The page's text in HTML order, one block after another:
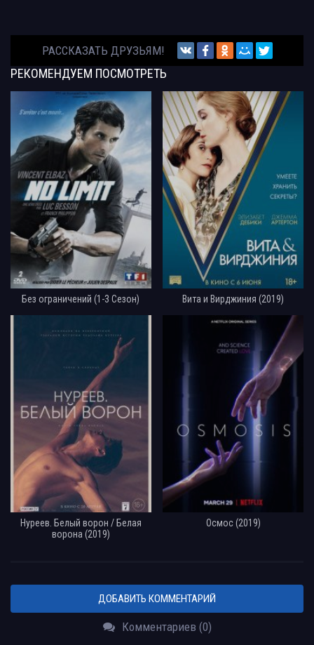
РАССКАЗАТЬ ДРУЗЬЯМ!
РЕКОМЕНДУЕМ ПОСМОТРЕТЬ
Без ограничений (1-3 Сезон) Вита и Вирджиния (2019)
Нуреев. Белый ворон / Белая
ворона (2019)
Осмос (2019)
ДОБАВИТЬ КОММЕНТАРИЙ
Комментариев (0)